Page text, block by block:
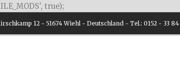
true);
12 - 51674 Wiehl - Deutschland - Tel.: 0152 - 33